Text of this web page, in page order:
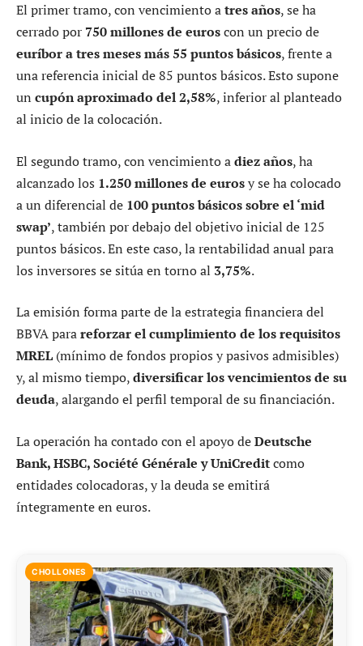
El primer tramo, con vencimiento atres años, se ha
cerrado por750 millones de euroscon un precio de
euríbor a tres meses más 55 puntos básicos, frente a
una referencia inicial de 85 puntos básicos. Esto supone
un cupón aproximado del 2,58%, inferior al planteado
al inicio de la colocación.
El segundo tramo, con vencimiento adiez años, ha
alcanzado los 1.250 millones de eurosy se ha colocado
a un diferencial de 100 puntos básicos sobre el ‘mid
swap’, también por debajo del objetivo inicial de 125
puntos básicos. En este caso, la rentabilidad anual para
los inversores se sitúa en torno al 3,75%.
La emisión forma parte de la estrategia financiera del
BBVA parareforzar el cumplimiento de los requisitos
MREL (mínimo de fondos propios y pasivos admisibles)
y, al mismo tiempo,diversificar los vencimientos de su
deuda, alargando el perfil temporal de su financiación.
La operación ha contado con el apoyo deDeutsche
Bank, HSBC, Société Générale y UniCreditcomo
entidades colocadoras, y la deuda se emitirá
íntegramente en euros.
CHOLLONES